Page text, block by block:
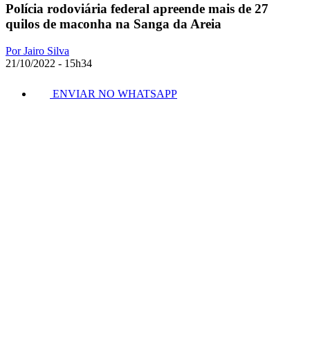
Polícia rodoviária federal apreende mais de 27
quilos de maconha na Sanga da Areia
Por Jairo Silva
21/10/2022 - 15h34
ENVIAR NO WHATSAPP